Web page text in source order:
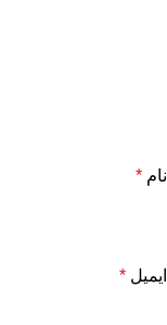
نام *
ایمیل *